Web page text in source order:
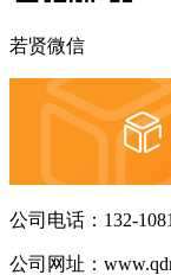
若贤微信
公司电话： 132-
公司网址：